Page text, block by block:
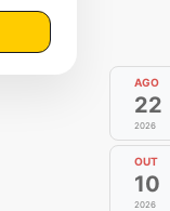
AGO
22
2026
OUT
10
2026